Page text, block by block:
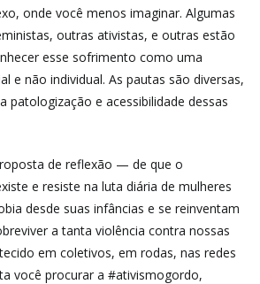
onde você menos imaginar. Algumas
outras ativistas, e outras estão
esse sofrimento como uma
e não individual. As pautas são diversas,
patologização e acessibilidade dessas
de reflexão — de que o
e resiste na luta diária de mulheres
desde suas infâncias e se reinventam
a tanta violência contra nossas
em coletivos, em rodas, nas redes
você procurar a #ativismogordo,